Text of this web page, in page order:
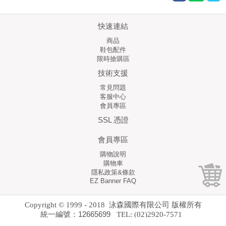
快速連結
商品
鞋包配件
限時搶購區
技術支援
常見問題
客服中心
會員專區
SSL 憑證
會員專區
購物說明
購物車
隱私政策&條款
EZ Banner FAQ
Copyright © 1999 - 2018 泳森國際有限公司 版權所有
統一編號：12665699 TEL: (02)2920-7571